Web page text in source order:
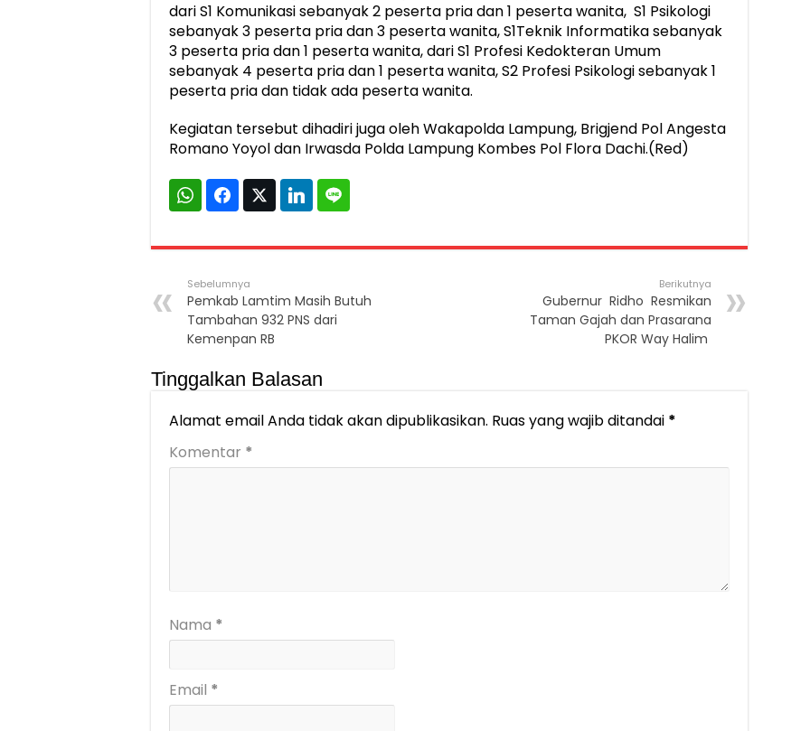
dari S1 Komunikasi sebanyak 2 peserta pria dan 1 peserta wanita, S1 Psikologi
sebanyak 3 peserta pria dan 3 peserta wanita, S1Teknik Informatika sebanyak
3 peserta pria dan 1 peserta wanita, dari S1 Profesi Kedokteran Umum
sebanyak 4 peserta pria dan 1 peserta wanita, S2 Profesi Psikologi sebanyak 1
peserta pria dan tidak ada peserta wanita.
Kegiatan tersebut dihadiri juga oleh Wakapolda Lampung, Brigjend Pol Angesta
Romano Yoyol dan Irwasda Polda Lampung Kombes Pol Flora Dachi.(Red)
Sebelumnya
Pemkab Lamtim Masih Butuh
Tambahan 932 PNS dari
Kemenpan RB
Berikutnya
Gubernur Ridho Resmikan
Taman Gajah dan Prasarana
PKOR Way Halim
Tinggalkan Balasan
Alamat email Anda tidak akan dipublikasikan. Ruas yang wajib ditandai *
Komentar *
Nama *
Email *